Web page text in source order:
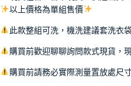
以上價格為單組售價
此款整組可洗，機洗建議套洗衣
購買前歡迎聊聊詢問款式現貨，
購買前請務必實際測量置放處尺